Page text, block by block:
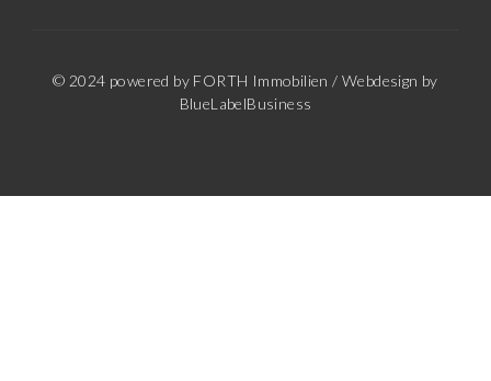
© 2024 powered by FORTH Immobilien / Webdesign by
BlueLabelBusiness